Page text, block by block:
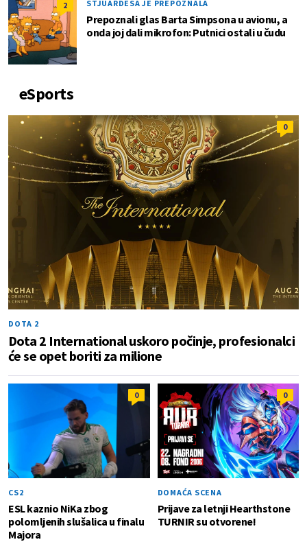
2 STJUARDESA JE PREPOZNALA
Prepoznali glas Barta Simpsona u avionu, a
onda joj dali mikrofon: Putnici ostali u čudu
eSports
0
DOTA 2
Dota 2 International uskoro počinje, profesionalci
će se opet boriti za milione
0
CS2
ESL kaznio NiKa zbog
polomljenih slušalica u finalu
Majora
0
DOMAĆA SCENA
Prijave za letnji Hearthstone
TURNIR su otvorene!